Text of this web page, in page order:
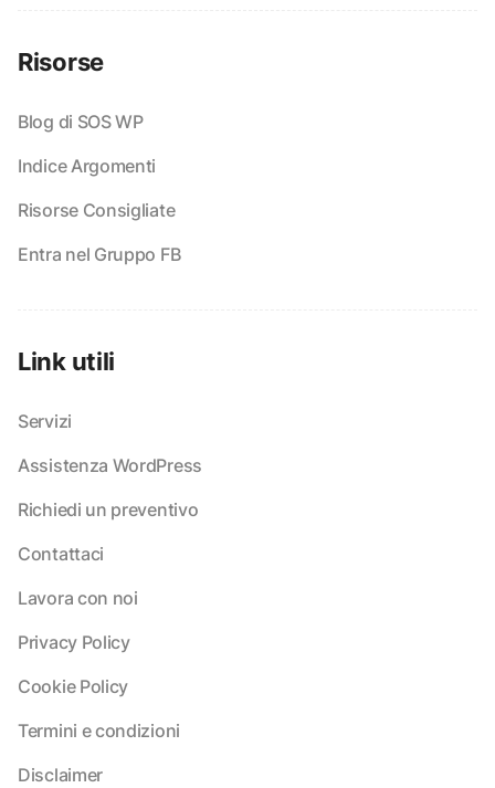
Risorse
Blog di SOS WP
Indice Argomenti
Risorse Consigliate
Entra nel Gruppo FB
Link utili
Servizi
Assistenza WordPress
Richiedi un preventivo
Contattaci
Lavora con noi
Privacy Policy
Cookie Policy
Termini e condizioni
Disclaimer